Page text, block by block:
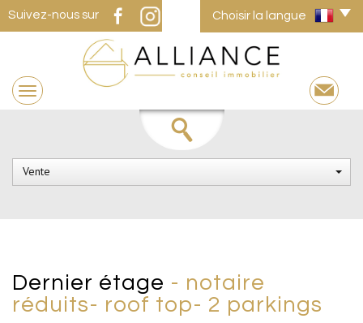
Suivez-nous sur Choisir la langue
Vente
dernier étage - notaire
réduits- roof top- 2 parkings